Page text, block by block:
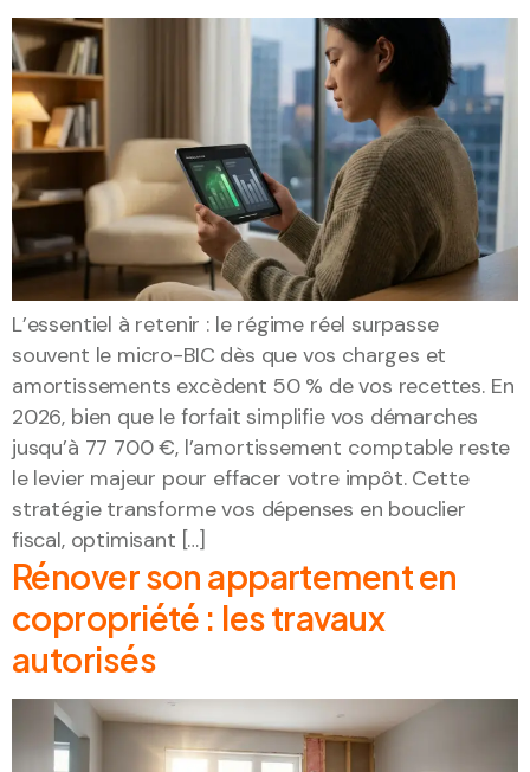
L’essentiel à retenir : le régime réel surpasse
souvent le micro-BIC dès que vos charges et
amortissements excèdent 50 % de vos recettes. En
2026, bien que le forfait simplifie vos démarches
jusqu’à 77 700 €, l’amortissement comptable reste
le levier majeur pour effacer votre impôt. Cette
stratégie transforme vos dépenses en bouclier
fiscal, optimisant […]
Rénover son appartement en
copropriété : les travaux
autorisés